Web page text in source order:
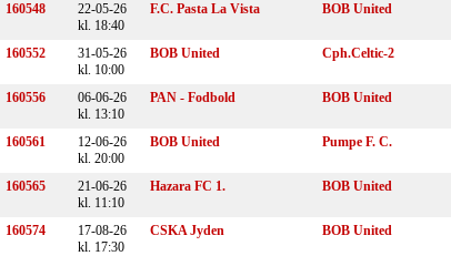
160548
22-05-26
kl. 18:40
F.C. Pasta La Vista BOB United
160552
31-05-26
kl. 10:00
BOB United Cph.Celtic-2
160556
06-06-26
kl. 13:10
PAN - Fodbold BOB United
160561
12-06-26
kl. 20:00
BOB United Pumpe F. C.
160565
21-06-26
kl. 11:10
Hazara FC 1. BOB United
160574
17-08-26
kl. 17:30
CSKA Jyden BOB United